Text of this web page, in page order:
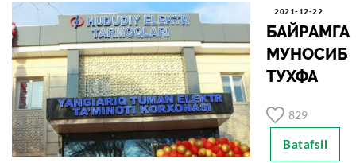
2021-12-22
БАЙРАМГА
МУНОСИБ
ТУХФА
829
Batafsil